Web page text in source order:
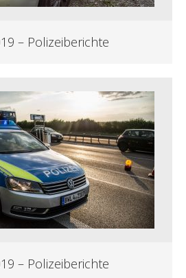
– Polizeiberichte
– Polizeiberichte